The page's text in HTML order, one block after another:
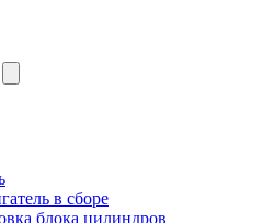
в сборе
блока цилиндров